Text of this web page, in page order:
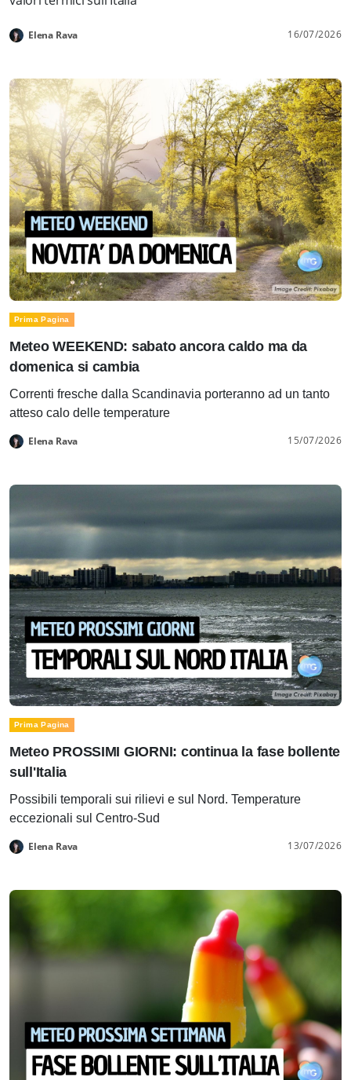
Elena Rava 16/07/2026
Prima Pagina
Meteo WEEKEND: sabato ancora caldo ma da
domenica si cambia
Correnti fresche dalla Scandinavia porteranno ad un tanto
atteso calo delle temperature
Elena Rava 15/07/2026
Prima Pagina
Meteo PROSSIMI GIORNI: continua la fase bollente
sull'Italia
Possibili temporali sui rilievi e sul Nord. Temperature
eccezionali sul Centro-Sud
Elena Rava 13/07/2026